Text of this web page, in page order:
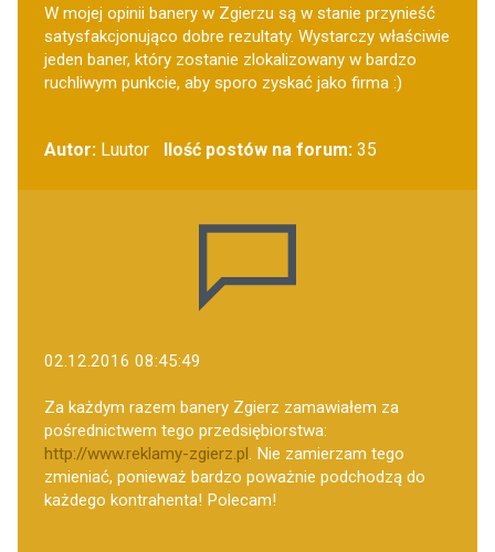
W mojej opinii banery w Zgierzu są w stanie przynieść
satysfakcjonująco dobre rezultaty. Wystarczy właściwie
jeden baner, który zostanie zlokalizowany w bardzo
ruchliwym punkcie, aby sporo zyskać jako firma :)
Autor: Luutor Ilość postów na forum:35
02.12.2016 08:45:49
Za każdym razem banery Zgierz zamawiałem za
pośrednictwem tego przedsiębiorstwa:
http://www.reklamy-zgierz.pl. Nie zamierzam tego
zmieniać, ponieważ bardzo poważnie podchodzą do
każdego kontrahenta! Polecam!